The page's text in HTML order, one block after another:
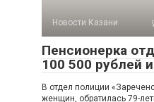
Новости Казани
Пенсионерка
100 500 рублей
В отдел полиции
женщин, обратилась 79-